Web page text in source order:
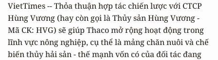
VietTimes -- Thỏa thuận hợp tác chiến lược với CTCP
Hùng Vương (hay còn gọi là Thủy sản Hùng Vương -
Mã CK: HVG) sẽ giúp Thaco mở rộng hoạt động trong
lĩnh vực nông nghiệp, cụ thể là mảng chăn nuôi và chế
biến thủy hải sản - thế mạnh vốn có của đối tác đang